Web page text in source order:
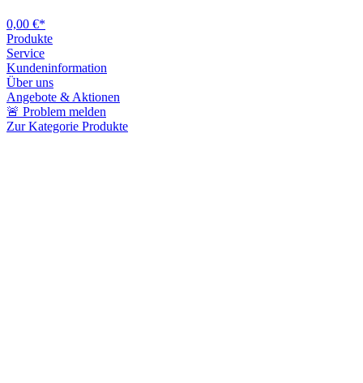
0,00 €*
Produkte
Service
Kundeninformation
Über uns
Angebote & Aktionen
🚨 Problem melden
Zur Kategorie Produkte